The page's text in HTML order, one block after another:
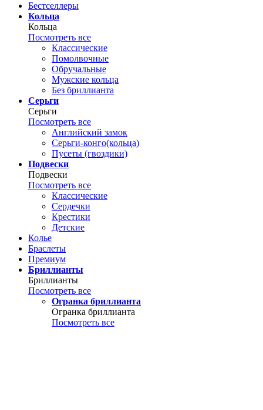
Бестселлеры
Кольца
Кольца
Посмотреть все
Классические
Помолвочные
Обручальные
Мужские кольца
Без бриллианта
Серьги
Серьги
Посмотреть все
Английский замок
Серьги-конго(кольца)
Пусеты (гвоздики)
Подвески
Подвески
Посмотреть все
Классические
Сердечки
Крестики
Детские
Колье
Браслеты
Премиум
Бриллианты
Бриллианты
Посмотреть все
Огранка бриллианта
Огранка бриллианта
Посмотреть все